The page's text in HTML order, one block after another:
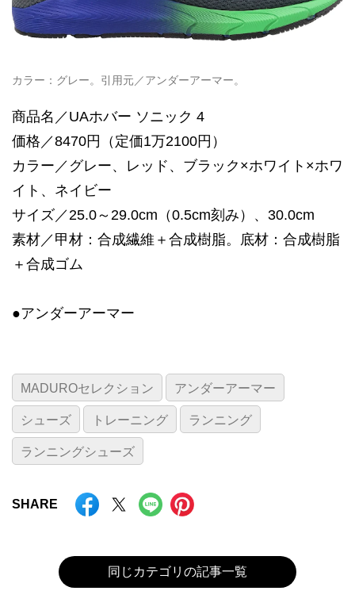
カラー：グレー。引用元／アンダーアーマー。
商品名／UAホバー ソニック 4
価格／8470円（定価1万2100円）
カラー／グレー、レッド、ブラック×ホワイト×ホワ
イト、ネイビー
サイズ／25.0～29.0cm（0.5cm刻み）、30.0cm
素材／甲材：合成繊維＋合成樹脂。底材：合成樹脂
＋合成ゴム
●アンダーアーマー
MADUROセレクション アンダーアーマー
シューズ トレーニング ランニング
ランニングシューズ
SHARE
同じカテゴリの記事一覧